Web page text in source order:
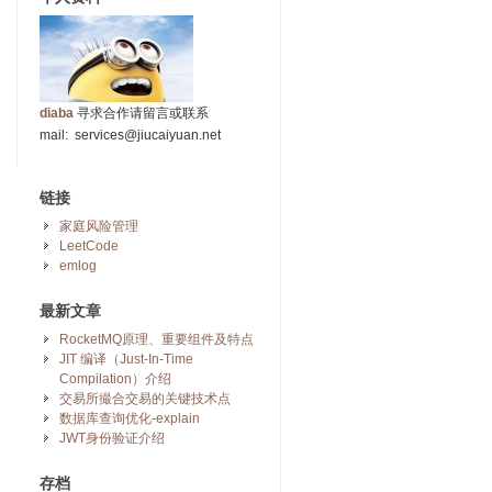
diaba 寻求合作请留言或联系
mail: services@jiucaiyuan.net
链接
家庭风险管理
LeetCode
emlog
最新文章
RocketMQ原理、重要组件及特点
JIT 编译（Just-In-Time
Compilation）介绍
交易所撮合交易的关键技术点
数据库查询优化-explain
JWT身份验证介绍
存档